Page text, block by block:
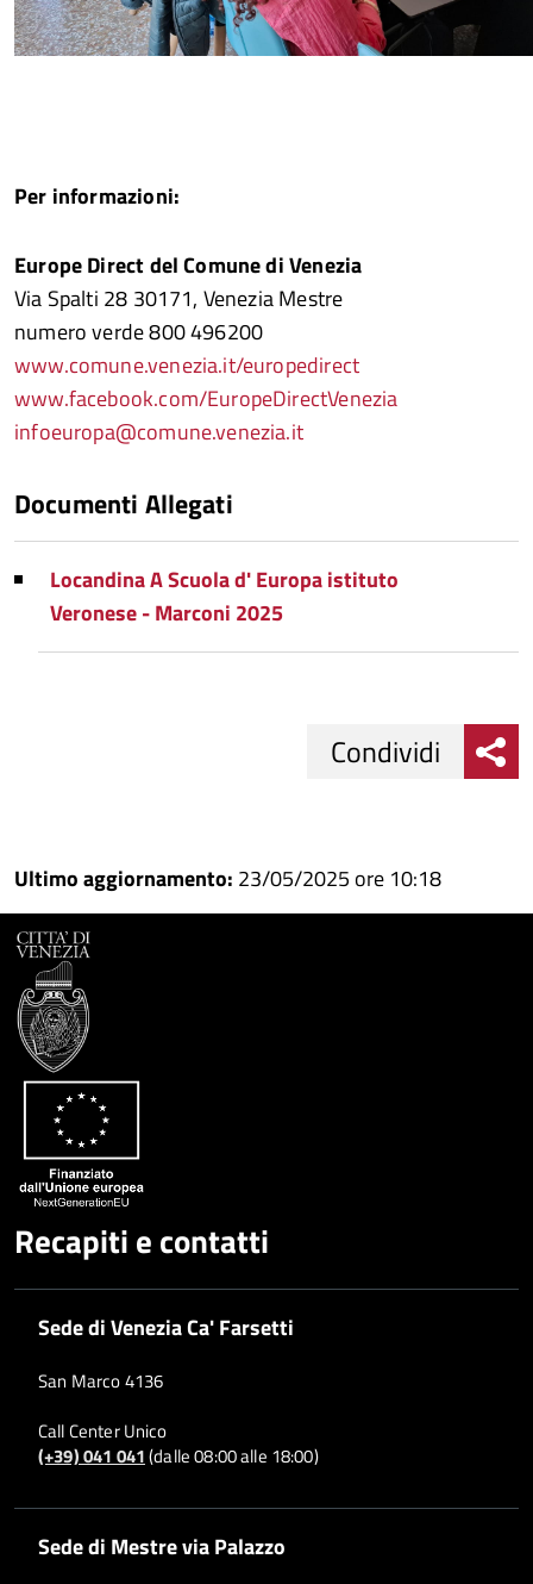
Per informazioni:
Europe Direct del Comune di Venezia
Via Spalti 28 30171, Venezia Mestre
numero verde 800 496200
www.comune.venezia.it/europedirect
www.facebook.com/EuropeDirectVenezia
infoeuropa@comune.venezia.it
Documenti Allegati
Locandina A Scuola d' Europa istituto
Veronese - Marconi 2025
su
Facebook
Condividi
su
Condividi
Condividi
Ultimo aggiornamento: 23/05/2025 ore 10:18
Recapiti e contatti
Sede di Venezia Ca' Farsetti
San Marco 4136
Call Center Unico
(+39) 041 041(dalle 08:00 alle 18:00)
Sede di Mestre via Palazzo